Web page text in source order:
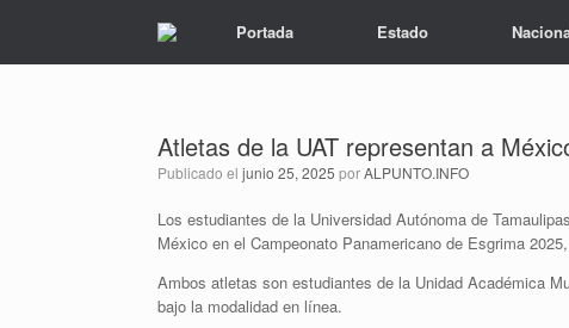
Portada Estado
Atletas de la UAT representan a
Publicado el junio 25, 2025 porALPUNTO.INFO
Los estudiantes de la Universidad Autónoma de
México en el Campeonato Panamericano de Esgrima
Ambos atletas son estudiantes de la Unidad Académica
bajo la modalidad en línea.